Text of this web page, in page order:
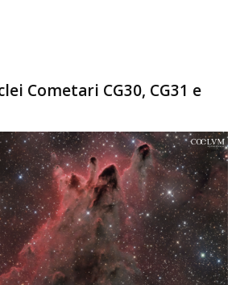
Cometari CG30, CG31 e